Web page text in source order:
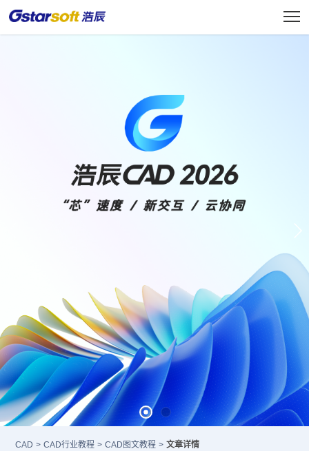
CAD > CAD行业教程 > CAD图文教程 > 文章详情